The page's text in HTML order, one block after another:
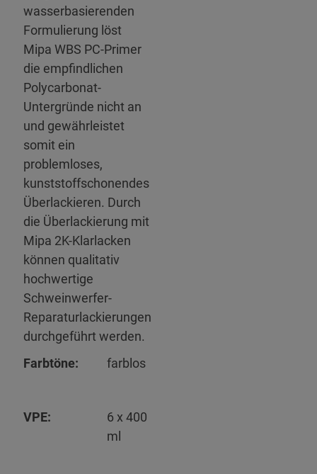
wasserbasierenden
Formulierung löst
Mipa WBS PC-Primer
die empfindlichen
Polycarbonat-
Untergründe nicht an
und gewährleistet
somit ein
problemloses,
kunststoffschonendes
Überlackieren. Durch
die Überlackierung mit
Mipa 2K-Klarlacken
können qualitativ
hochwertige
Schweinwerfer-
Reparaturlackierungen
durchgeführt werden.
Farbtöne:
farblos
VPE:
6 x 400
ml